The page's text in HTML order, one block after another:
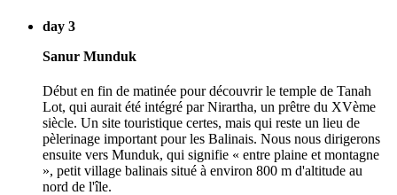
day 3
Sanur Munduk
Début en fin de matinée pour découvrir le temple de Tanah
Lot, qui aurait été intégré par Nirartha, un prêtre du XVème
siècle. Un site touristique certes, mais qui reste un lieu de
pèlerinage important pour les Balinais. Nous nous dirigerons
ensuite vers Munduk, qui signifie « entre plaine et montagne
», petit village balinais situé à environ 800 m d'altitude au
nord de l'île.